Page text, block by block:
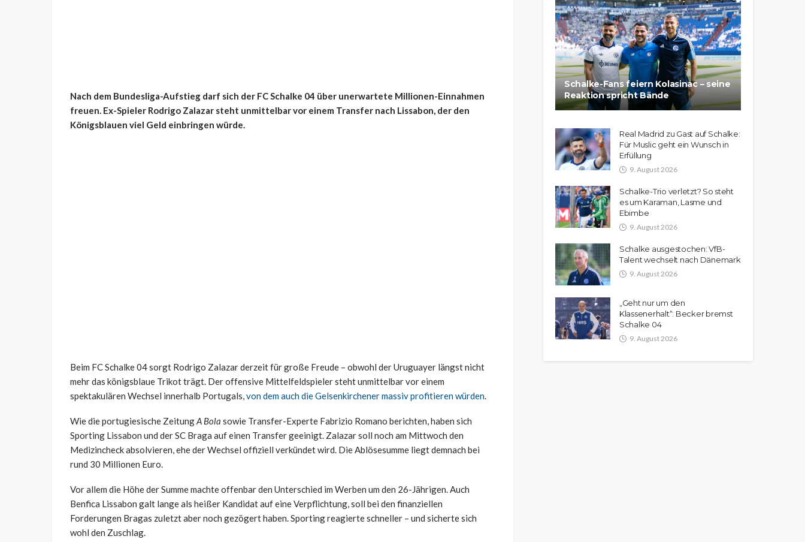
Nach dem Bundesliga-Aufstieg darf sich der FC Schalke 04 über unerwartete Millionen-Einnahmen
freuen. Ex-Spieler Rodrigo Zalazar steht unmittelbar vor einem Transfer nach Lissabon, der den
Königsblauen viel Geld einbringen würde.
Beim FC Schalke 04 sorgt Rodrigo Zalazar derzeit für große Freude – obwohl der Uruguayer längst nicht
mehr das königsblaue Trikot trägt. Der offensive Mittelfeldspieler steht unmittelbar vor einem
spektakulären Wechsel innerhalb Portugals,von dem auch die Gelsenkirchener massiv profitieren würden.
Wie die portugiesische ZeitungA Bola sowie Transfer-Experte Fabrizio Romano berichten, haben sich
Sporting Lissabon und der SC Braga auf einen Transfer geeinigt. Zalazar soll noch am Mittwoch den
Medizincheck absolvieren, ehe der Wechsel offiziell verkündet wird. Die Ablösesumme liegt demnach bei
rund 30 Millionen Euro.
Vor allem die Höhe der Summe machte offenbar den Unterschied im Werben um den 26-Jährigen. Auch
Benfica Lissabon galt lange als heißer Kandidat auf eine Verpflichtung, soll bei den finanziellen
Forderungen Bragas zuletzt aber noch gezögert haben. Sporting reagierte schneller – und sicherte sich
wohl den Zuschlag.
Schalke-Fans feiern Kolasinac – seine
Reaktion spricht Bände
Real Madrid zu Gast auf Schalke:
Für Muslic geht ein Wunsch in
Erfüllung
9. August 2026
Schalke-Trio verletzt? So steht
es um Karaman, Lasme und
Ebimbe
9. August 2026
Schalke ausgestochen: VfB-
Talent wechselt nach Dänemark
9. August 2026
„Geht nur um den
Klassenerhalt“: Becker bremst
Schalke 04
9. August 2026